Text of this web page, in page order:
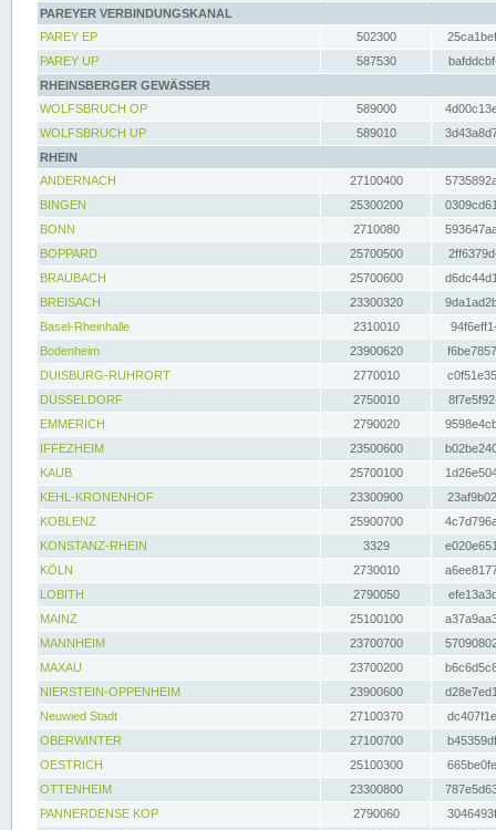
PAREYER VERBINDUNGSKANAL
PAREY EP
502300
PAREY UP
587530
RHEINSBERGER GEWÄSSER
WOLFSBRUCH OP
589000
WOLFSBRUCH UP
589010
RHEIN
ANDERNACH
27100400
BINGEN
25300200
BONN
2710080
BOPPARD
25700500
BRAUBACH
25700600
BREISACH
23300320
Basel-Rheinhalle
2310010
Bodenheim
23900620
DUISBURG-RUHRORT
2770010
DÜSSELDORF
2750010
EMMERICH
2790020
IFFEZHEIM
23500600
KAUB
25700100
KEHL-KRONENHOF
23300900
KOBLENZ
25900700
KONSTANZ-RHEIN
3329
KÖLN
2730010
LOBITH
2790050
MAINZ
25100100
MANNHEIM
23700700
MAXAU
23700200
NIERSTEIN-OPPENHEIM
23900600
Neuwied Stadt
27100370
OBERWINTER
27100700
OESTRICH
25100300
OTTENHEIM
23300800
PANNERDENSE KOP
2790060